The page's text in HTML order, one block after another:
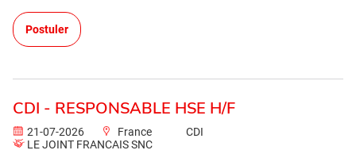
Postuler
CDI - RESPONSABLE HSE H/F
21-07-2026 France
CDI
LE JOINT FRANCAIS SNC